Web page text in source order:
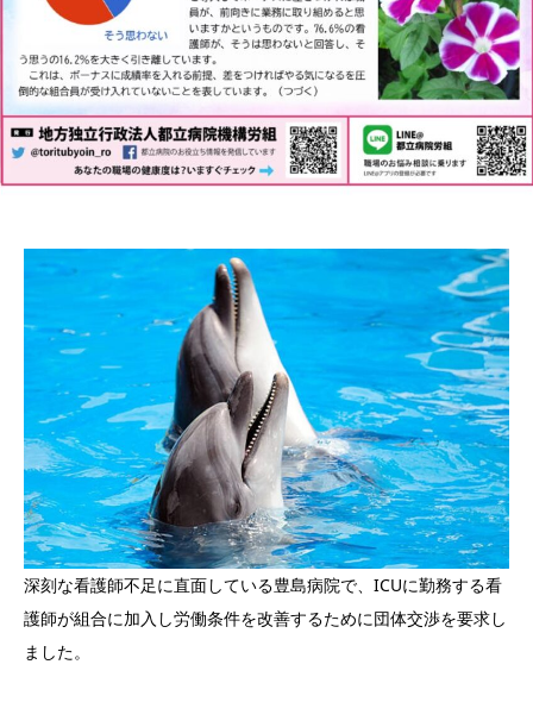
深刻な看護師不足に直面している豊島病院で、ICUに勤務する看
護師が組合に加入し労働条件を改善するために団体交渉を要求し
ました。